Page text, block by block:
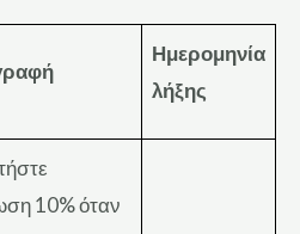
Ημερομηνία
λήξης
10% όταν